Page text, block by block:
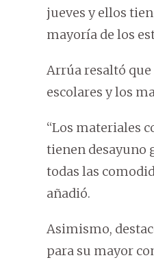
jueves y ellos
mayoría de los
Arrúa resaltó
escolares y los
“Los materiales
tienen desayuno
todas las
añadió.
Asimismo,
para su mayor